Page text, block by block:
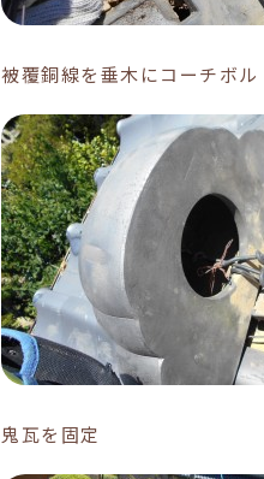
被覆銅線を垂木にコーチボル
鬼瓦を固定